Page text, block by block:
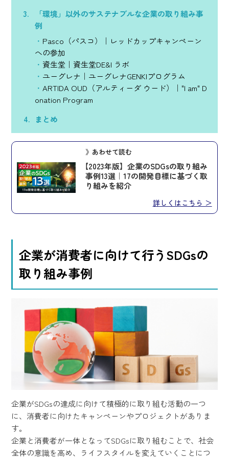
「環境」以外のサステナブルな企業の取り組み事
例
Pasco（パスコ）｜レッドカップキャンペーン
への参加
資生堂｜資生堂DE&I ラボ
ユーグレナ｜ユーグレナGENKIプログラム
ARTIDA OUD（アルティーダ ウード）｜"I am" D
onation Program
まとめ
》あわせて読む
【2023年版】企業のSDGsの取り組み
事例13選｜17の開発目標に基づく取
り組みを紹介
詳しくはこちら ＞
企業が消費者に向けて行うSDGsの
取り組み事例
企業がSDGsの達成に向けて積極的に取り組む活動の一つ
に、消費者に向けたキャンペーンやプロジェクトがありま
す。
企業と消費者が一体となってSDGsに取り組むことで、社会
全体の意識を高め、ライフスタイルを変えていくことにつ